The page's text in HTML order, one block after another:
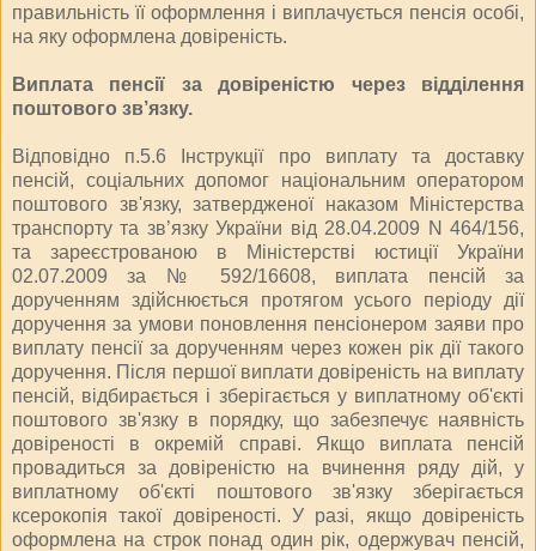
правильність її оформлення і виплачується пенсія особі,
на яку оформлена довіреність.
Виплата пенсії за довіреністю через відділення
поштового зв’язку.
Відповідно п.5.6 Інструкції про виплату та доставку
пенсій, соціальних допомог національним оператором
поштового зв'язку, затвердженої наказом Міністерства
транспорту та зв’язку України від 28.04.2009 N 464/156,
та зареєстрованою в Міністерстві юстиції України
02.07.2009 за № 592/16608, виплата пенсій за
дорученням здійснюється протягом усього періоду дії
доручення за умови поновлення пенсіонером заяви про
виплату пенсії за дорученням через кожен рік дії такого
доручення. Після першої виплати довіреність на виплату
пенсій, відбирається і зберігається у виплатному об'єкті
поштового зв'язку в порядку, що забезпечує наявність
довіреності в окремій справі. Якщо виплата пенсій
провадиться за довіреністю на вчинення ряду дій, у
виплатному об'єкті поштового зв'язку зберігається
ксерокопія такої довіреності. У разі, якщо довіреність
оформлена на строк понад один рік, одержувач пенсій,